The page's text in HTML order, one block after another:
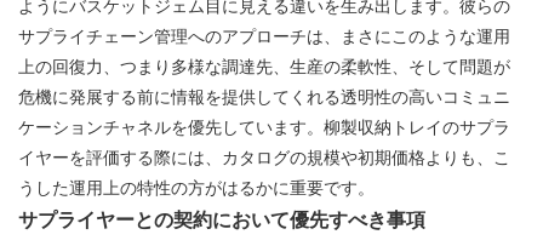
ようにバスケットジェム 目に見える違いを生み出します。彼らの
サプライチェーン管理へのアプローチは、まさにこのような運用
上の回復力、つまり多様な調達先、生産の柔軟性、そして問題が
危機に発展する前に情報を提供してくれる透明性の高いコミュニ
ケーションチャネルを優先しています。柳製収納トレイのサプラ
イヤーを評価する際には、カタログの規模や初期価格よりも、こ
うした運用上の特性の方がはるかに重要です。
サプライヤーとの契約において優先すべき事項